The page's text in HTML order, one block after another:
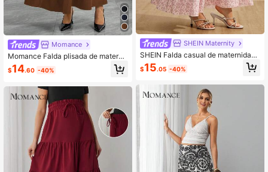
Momance
Momance Falda plisada de materni
dad de unicolor
$14.60 -40%
SHEIN Maternity
SHEIN Falda casual de maternidad
con estampado floral diminuto y cin
tura con cordón
$15.05 -40%